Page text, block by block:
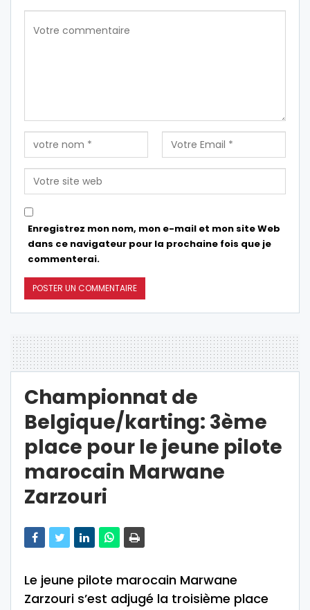
Enregistrez mon nom, mon e-mail et mon site Web
dans ce navigateur pour la prochaine fois que je
commenterai.
Championnat de
Belgique/karting: 3ème
place pour le jeune pilote
marocain Marwane
Zarzouri
Le jeune pilote marocain Marwane
Zarzouri s’est adjugé la troisième place